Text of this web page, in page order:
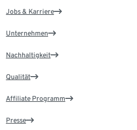
Jobs & Karriere
Unternehmen
Nachhaltigkeit
Qualität
Affiliate Programm
Presse